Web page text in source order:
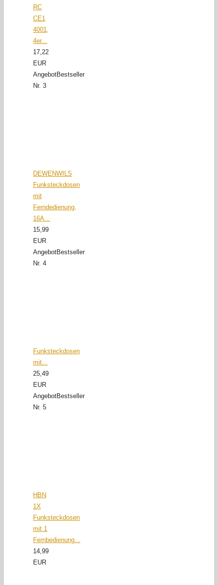
RC
CE1
4001,
4er...
17,22
EUR
AngebotBestseller
Nr. 3
DEWENWILS
Funksteckdosen
mit
Ferndedienung,
16A...
15,99
EUR
AngebotBestseller
Nr. 4
Funksteckdosen
mit...
25,49
EUR
AngebotBestseller
Nr. 5
HBN
1X
Funksteckdosen
mit 1
Fernbedienung...
14,99
EUR